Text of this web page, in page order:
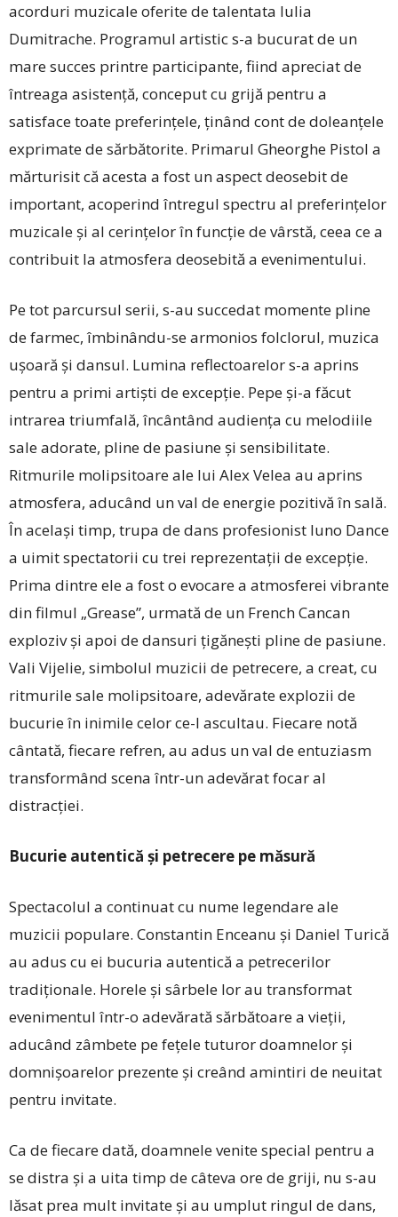
acorduri muzicale oferite de talentata Iulia
Dumitrache. Programul artistic s-a bucurat de un
mare succes printre participante, fiind apreciat de
întreaga asistență, conceput cu grijă pentru a
satisface toate preferințele, ținând cont de doleanțele
exprimate de sărbătorite. Primarul Gheorghe Pistol a
mărturisit că acesta a fost un aspect deosebit de
important, acoperind întregul spectru al preferințelor
muzicale și al cerințelor în funcție de vârstă, ceea ce a
contribuit la atmosfera deosebită a evenimentului.
Pe tot parcursul serii, s-au succedat momente pline
de farmec, îmbinându-se armonios folclorul, muzica
ușoară și dansul. Lumina reflectoarelor s-a aprins
pentru a primi artiști de excepție. Pepe și-a făcut
intrarea triumfală, încântând audiența cu melodiile
sale adorate, pline de pasiune și sensibilitate.
Ritmurile molipsitoare ale lui Alex Velea au aprins
atmosfera, aducând un val de energie pozitivă în sală.
În același timp, trupa de dans profesionist Iuno Dance
a uimit spectatorii cu trei reprezentații de excepție.
Prima dintre ele a fost o evocare a atmosferei vibrante
din filmul „Grease”, urmată de un French Cancan
exploziv și apoi de dansuri țigănești pline de pasiune.
Vali Vijelie, simbolul muzicii de petrecere, a creat, cu
ritmurile sale molipsitoare, adevărate explozii de
bucurie în inimile celor ce-l ascultau. Fiecare notă
cântată, fiecare refren, au adus un val de entuziasm
transformând scena într-un adevărat focar al
distracției.
Bucurie autentică și petrecere pe măsură
Spectacolul a continuat cu nume legendare ale
muzicii populare. Constantin Enceanu și Daniel Turică
au adus cu ei bucuria autentică a petrecerilor
tradiționale. Horele și sârbele lor au transformat
evenimentul într-o adevărată sărbătoare a vieții,
aducând zâmbete pe fețele tuturor doamnelor și
domnișoarelor prezente și creând amintiri de neuitat
pentru invitate.
Ca de fiecare dată, doamnele venite special pentru a
se distra și a uita timp de câteva ore de griji, nu s-au
lăsat prea mult invitate și au umplut ringul de dans,